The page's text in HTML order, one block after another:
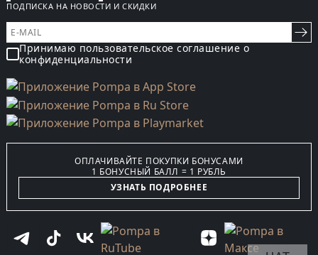
ПОДПИСКА НА НОВОСТИ И СКИДКИ
Принимаю пользовательское соглашение о
конфиденциальности
ОПЛАЧИВАЙТЕ ПОКУПКИ БОНУСАМИ
1 БОНУСНЫЙ БАЛЛ = 1 РУБЛЬ
УЗНАТЬ ПОДРОБНЕЕ